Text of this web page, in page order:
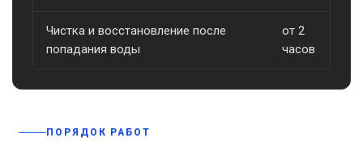
Чистка и восстановление после
попадания воды
от 2
часов
ПОРЯДОК РАБОТ